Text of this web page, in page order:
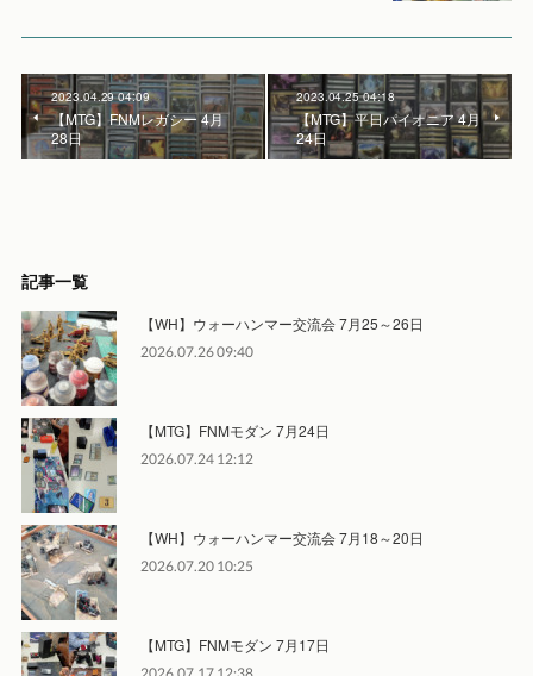
2023.04.29 04:09
【MTG】FNMレガシー 4月
28日
2023.04.25 04:18
【MTG】平日パイオニア 4月
24日
記事一覧
【WH】ウォーハンマー交流会 7月25～26日
2026.07.26 09:40
【MTG】FNMモダン 7月24日
2026.07.24 12:12
【WH】ウォーハンマー交流会 7月18～20日
2026.07.20 10:25
【MTG】FNMモダン 7月17日
2026.07.17 12:38